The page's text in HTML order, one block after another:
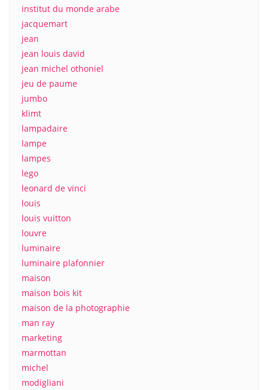
institut du monde arabe
jacquemart
jean
jean louis david
jean michel othoniel
jeu de paume
jumbo
klimt
lampadaire
lampe
lampes
lego
leonard de vinci
louis
louis vuitton
louvre
luminaire
luminaire plafonnier
maison
maison bois kit
maison de la photographie
man ray
marketing
marmottan
michel
modigliani